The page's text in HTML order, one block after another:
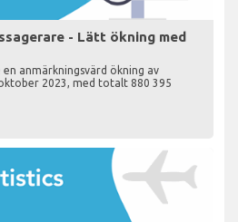
- Lätt ökning med
anmärkningsvärd ökning av
2023, med totalt 880 395